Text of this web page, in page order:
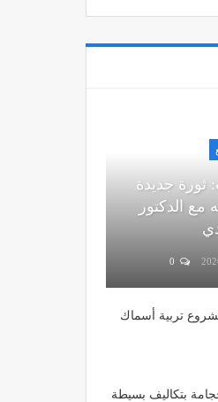
ثورة جديدة
الدكتور
تربية أسماك
بتكاليف بسيطة